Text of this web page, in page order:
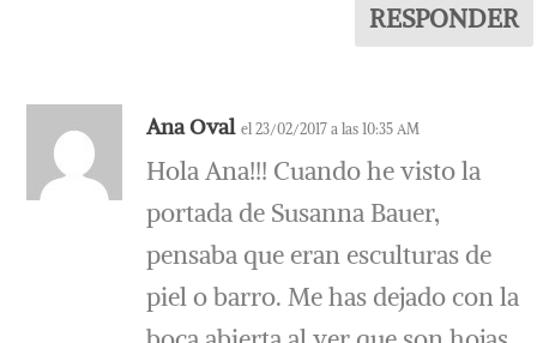
RESPONDER
Ana Oval el 23/02/2017 a las 10:35 AM
Hola Ana!!! Cuando he visto la
portada de Susanna Bauer,
pensaba que eran esculturas de
piel o barro. Me has dejado con la